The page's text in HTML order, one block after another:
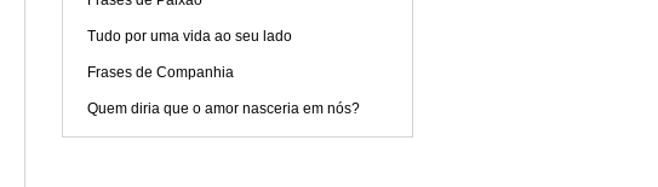
Tudo por uma vida ao seu lado
Frases de Companhia
Quem diria que o amor nasceria em nós?